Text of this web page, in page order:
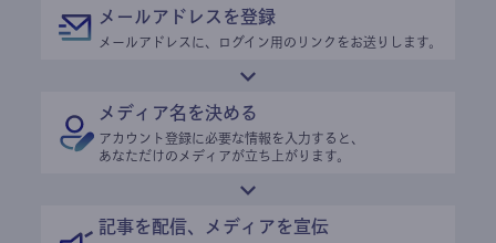
メールアドレスを登録
メールアドレスに、ログイン用のリンクをお送りします。
メディア名を決める
アカウント登録に必要な情報を入力すると、
あなただけのメディアが立ち上がります。
記事を配信、メディアを宣伝